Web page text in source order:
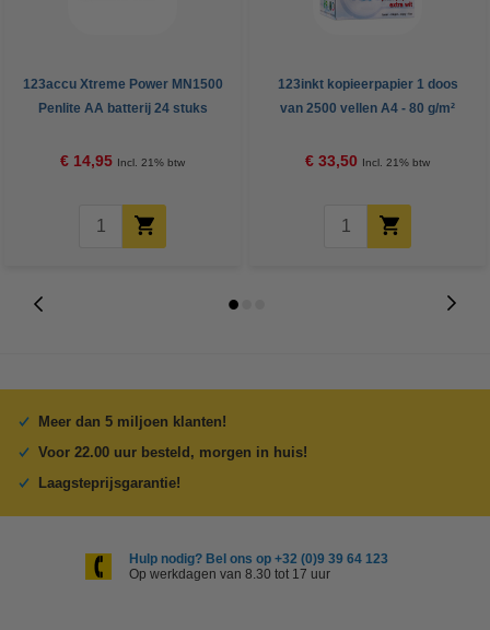
123accu Xtreme Power MN1500
Penlite AA batterij 24 stuks
€ 14,95 Incl. 21% btw
123inkt kopieerpapier 1 doos
van 2500 vellen A4 - 80 g/m²
€ 33,50 Incl. 21% btw
Meer dan 5 miljoen klanten!
Voor 22.00 uur besteld, morgen in huis!
Laagsteprijsgarantie!
Hulp nodig? Bel ons op +32 (0)9 39 64 123
Op werkdagen van 8.30 tot 17 uur